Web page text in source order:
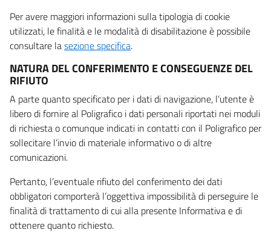
Per avere maggiori informazioni sulla tipologia di cookie
utilizzati, le finalità e le modalità di disabilitazione è possibile
consultare lasezione specifica.
NATURA DEL CONFERIMENTO E CONSEGUENZE DEL
RIFIUTO
A parte quanto specificato per i dati di navigazione, l’utente è
libero di fornire al Poligrafico i dati personali riportati nei moduli
di richiesta o comunque indicati in contatti con il Poligrafico per
sollecitare l’invio di materiale informativo o di altre
comunicazioni.
Pertanto, l’eventuale rifiuto del conferimento dei dati
obbligatori comporterà l’oggettiva impossibilità di perseguire le
finalità di trattamento di cui alla presente Informativa e di
ottenere quanto richiesto.